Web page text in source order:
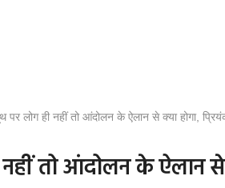
पर लोग ही नहीं तो आंदोलन के ऐलान से क्या होगा,
तो आंदोलन के ऐलान से